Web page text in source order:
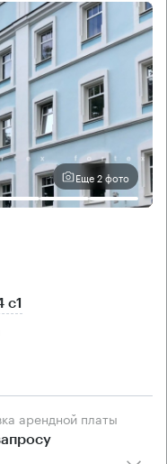
Еще 2 фото
арендной платы